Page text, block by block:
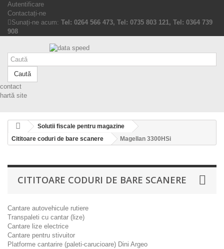
Autentificare
Contactați-ne
Sunați-ne acum: Tel: 0264 566 473, Tel: 0735 803 121, Tel: 0364 739
908
Caută
contact
hartă site
Solutii fiscale pentru magazine
Cititoare coduri de bare scanere
Magellan 3300HSi
CITITOARE CODURI DE BARE SCANERE
Cantare autovehicule rutiere
Transpaleti cu cantar (lize)
Cantare lize electrice
Cantare pentru stivuitor
Platforme cantarire (paleti-carucioare) Dini Argeo